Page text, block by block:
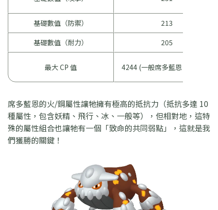
基礎數值（防禦）
213
基礎數值（耐力）
205
最大 CP 值 4244 (一般席多藍恩 Level 50)
席多藍恩的火/鋼屬性讓牠擁有極高的抵抗力（抵抗多達 10
種屬性，包含妖精、飛行、冰、一般等），但相對地，這特
殊的屬性組合也讓牠有一個「致命的共同弱點」，這就是我
們獲勝的關鍵！